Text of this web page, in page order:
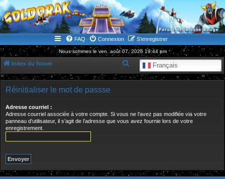
WWW.GOLDORAKGO.COM
le site de la Lune Rouge
FAQ Connexion S’enregistrer
Nous sommes le ven. août 07, 2026 19:44 pm
Index du forum Français
e
r
r
Réinitialiser le mot de passse
Adresse courriel :
Adresse courriel associée à votre compte. Si vous ne l’avez pas modifiée via votre
panneau d’utilisateur, il s’agit de l’adresse que vous avez fournie lors de votre
enregistrement.